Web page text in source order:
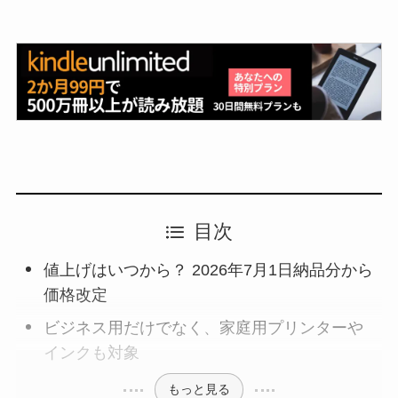
目次
値上げはいつから？ 2026年7月1日納品分から
価格改定
ビジネス用だけでなく、家庭用プリンターや
インクも対象
もっと見る